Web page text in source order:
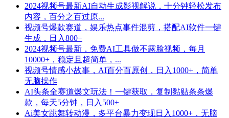
2024视频号最新AI自动生成影视解说，十分钟轻松发布
内容，百分之百过原...
视频号爆款赛道，娱乐热点事件混剪，搭配AI软件一键
生成，日入800+
2024视频号最新，免费AI工具做不露脸视频，每月
10000+，稳定且超简单，...
视频号情感小故事，AI百分百原创，日入1000+，简单
无脑操作
AI头条全赛道爆文玩法！一键获取，复制黏贴条条爆
款，每天5分钟，日入500+
Ai美女跳舞转动漫，多平台暴力变现日入1000+，无脑